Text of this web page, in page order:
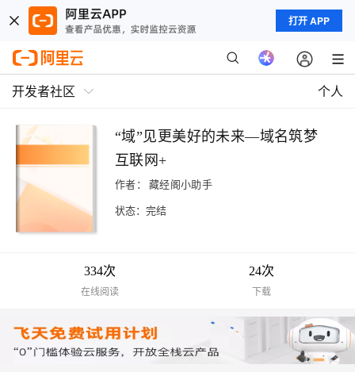
打开 APP
开发者社区 个人
“域”见更美好的未来—域名筑梦
互联网+
作者：藏经阁小助手
状态：完结
334次
在线阅读
24次
下载